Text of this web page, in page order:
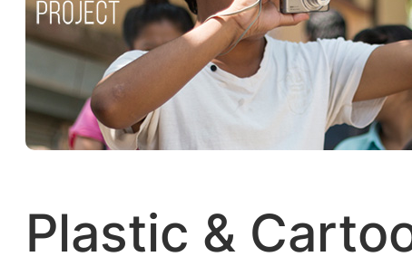
Plastic &